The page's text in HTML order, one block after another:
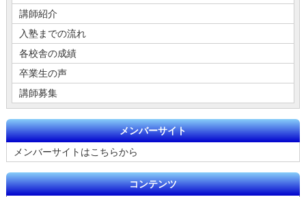
講師紹介
入塾までの流れ
各校舎の成績
卒業生の声
講師募集
メンバーサイト
メンバーサイトはこちらから
コンテンツ